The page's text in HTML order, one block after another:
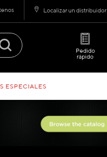
Localizar un distribuidor
Pedido
rápido
ESPECIALES